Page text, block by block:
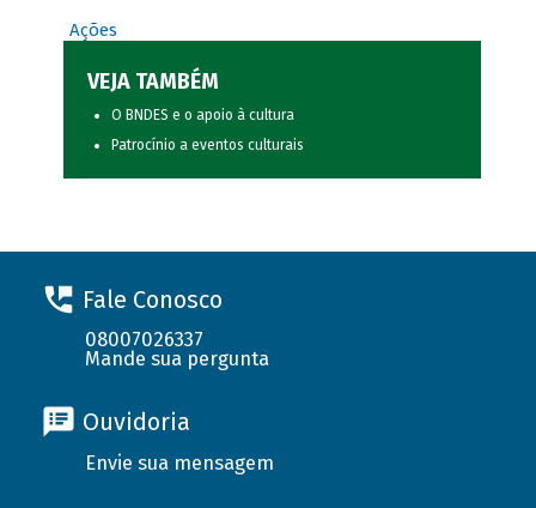
Ações
VEJA TAMBÉM
O BNDES e o apoio à cultura
Patrocínio a eventos culturais
Fale Conosco
08007026337
Mande sua pergunta
Ouvidoria
Envie sua mensagem